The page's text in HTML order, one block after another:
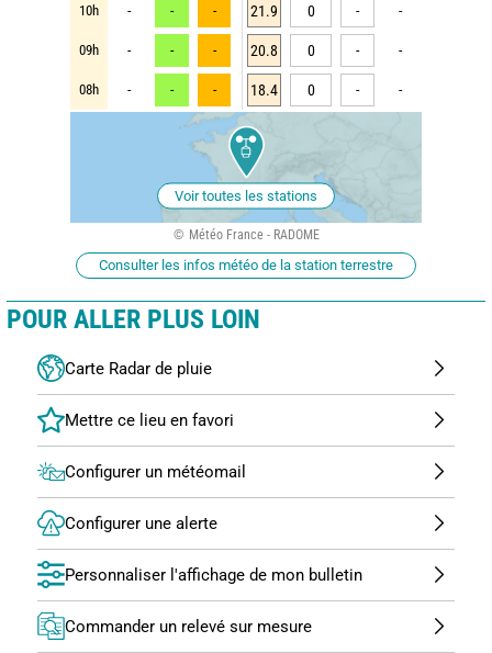
10h - - - 21.9 0 - -
09h - - - 20.8 0 - -
08h - - - 18.4 0 - -
Voir toutes les stations
Météo France - RADOME
Consulter les infos météo de la station terrestre
POUR ALLER PLUS LOIN
Carte Radar de pluie
Configurer un météomail
Configurer une alerte
Personnaliser l'affichage de mon bulletin
Commander un relevé sur mesure